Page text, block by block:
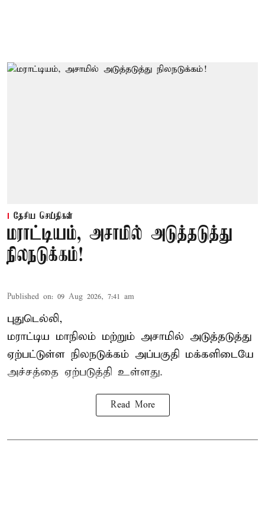
தேசிய செய்திகள்
மராட்டியம், அசாமில் அடுத்தடுத்து
நிலநடுக்கம்!
Published on: 09 Aug 2026, 7:41 am
புதுடெல்லி,
மராட்டிய மாநிலம் மற்றும் அசாமில் அடுத்தடுத்து
ஏற்பட்டுள்ள நிலநடுக்கம் அப்பகுதி மக்களிடையே
அச்சத்தை ஏற்படுத்தி உள்ளது.
Read More